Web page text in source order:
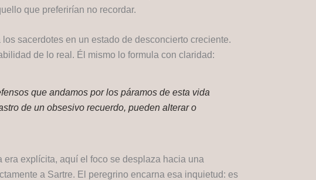
que preferirían no recordar.
sacerdotes en un estado de desconcierto creciente.
de lo real. Él mismo lo formula con claridad:
que andamos por los páramos de esta vida
de un obsesivo recuerdo, pueden alterar o
explícita, aquí el foco se desplaza hacia una
a Sartre. El peregrino encarna esa inquietud: es